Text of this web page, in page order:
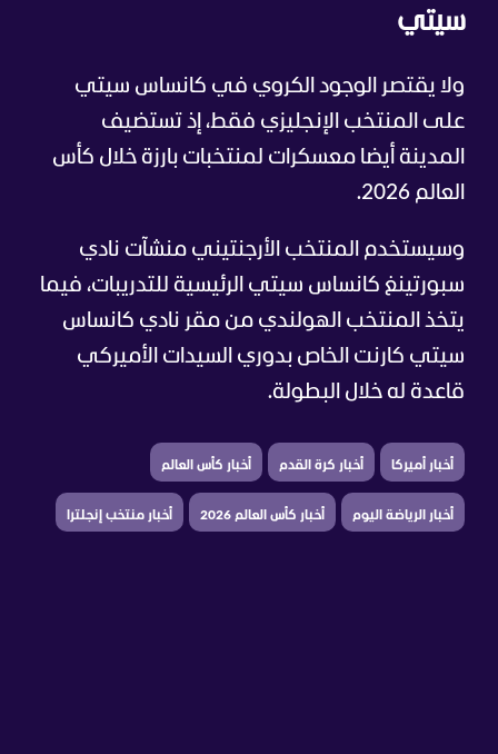
سيتي
ولا يقتصر الوجود الكروي في كانساس سيتي
على المنتخب الإنجليزي فقط، إذ تستضيف
المدينة أيضا معسكرات لمنتخبات بارزة خلال كأس
العالم 2026.
وسيستخدم المنتخب الأرجنتيني منشآت نادي
سبورتينغ كانساس سيتي الرئيسية للتدريبات، فيما
يتخذ المنتخب الهولندي من مقر نادي كانساس
سيتي كارنت الخاص بدوري السيدات الأميركي
قاعدة له خلال البطولة.
أخبار أميركا أخبار كرة القدم أخبار كأس العالم
أخبار الرياضة اليوم أخبار كأس العالم 2026 أخبار منتخب إنجلترا